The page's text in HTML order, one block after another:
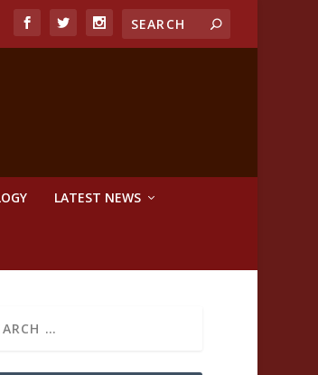
LATEST NEWS